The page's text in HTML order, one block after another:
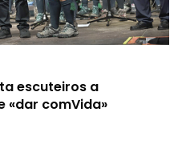
escuteiros a
«dar comVida»